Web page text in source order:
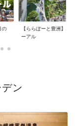
の
【ららぽーと豊洲】
ーアル
ン